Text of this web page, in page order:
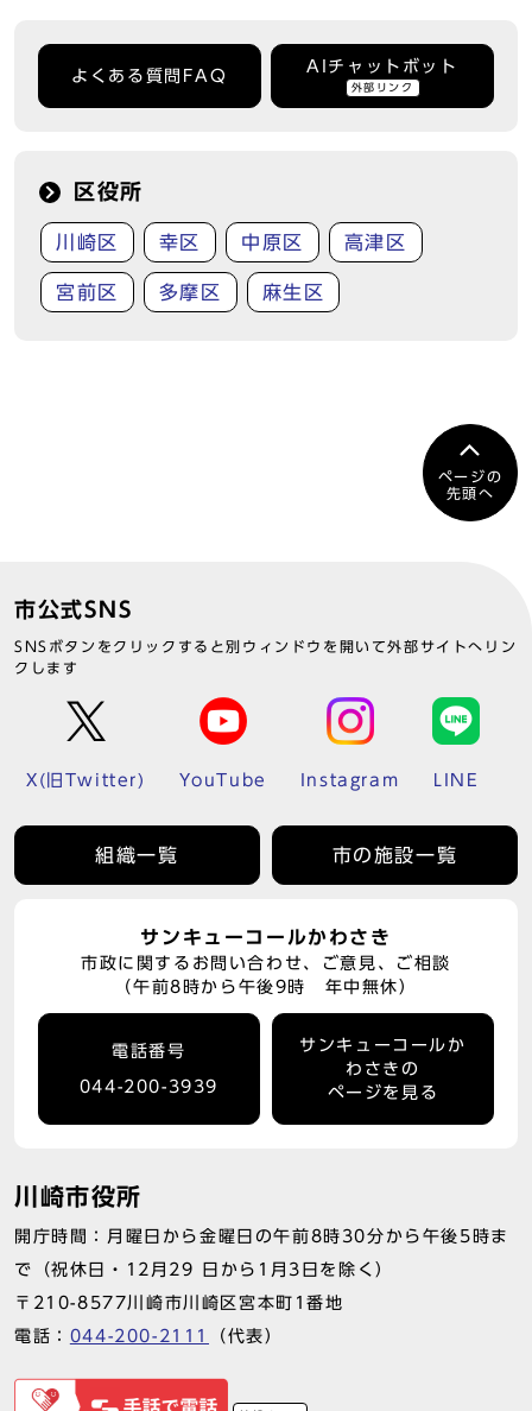
よくある質問FAQ
AIチャットボット
外部リンク
区役所
川崎区 幸区 中原区 高津区
宮前区 多摩区 麻生区
ページの
先頭へ
市公式SNS
SNSボタンをクリックすると別ウィンドウを開いて外部サイトへリン
クします
X(旧Twitter) YouTube Instagram LINE
組織一覧 市の施設一覧
サンキューコールかわさき
市政に関するお問い合わせ、ご意見、ご相談
（午前8時から午後9時 年中無休）
電話番号
044-200-3939
サンキューコールか
わさきの
ページを見る
川崎市役所
開庁時間：月曜日から金曜日の午前8時30分から午後5時ま
で（祝休日・12月29 日から1月3日を除く）
〒210-8577川崎市川崎区宮本町1番地
電話： 044-200-2111 （代表）